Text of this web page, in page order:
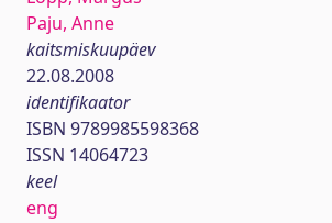
Paju, Anne
kaitsmiskuupäev
22.08.2008
identifikaator
ISBN 9789985598368
ISSN 14064723
keel
eng